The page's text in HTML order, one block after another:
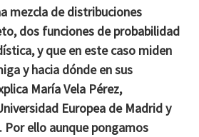
mezcla de distribuciones
dos funciones de probabilidad
y que en este caso miden
y hacia dónde en sus
María Vela Pérez,
Europea de Madrid y
ello aunque pongamos